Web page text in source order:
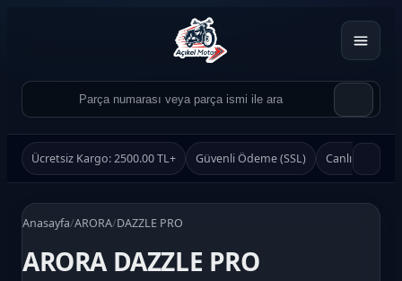
Ücretsiz Kargo: 2500.00 TL+ Güvenli Ödeme (SSL) Canlı Destek
Anasayfa/ARORA/DAZZLE PRO
ARORA DAZZLE PRO